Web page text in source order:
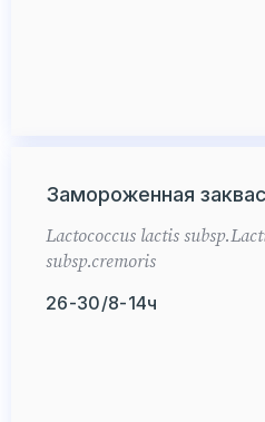
Замороженная
Lactococcus lactis
subsp.cremoris
26-30/8-14ч